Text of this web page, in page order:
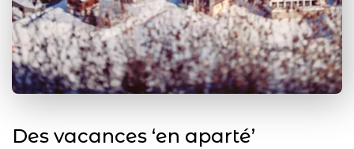
Des vacances ‘en aparté’